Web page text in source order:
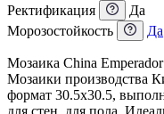
Ректификация
Да
Морозостойкость
Да
Мозаика China
Мозаики производства
формат 30.5x30.5,
для стен, для пола.